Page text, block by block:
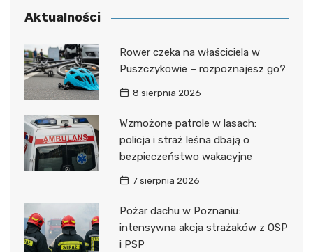
Aktualności
Rower czeka na właściciela w
Puszczykowie – rozpoznajesz go?
8 sierpnia 2026
Wzmożone patrole w lasach:
policja i straż leśna dbają o
bezpieczeństwo wakacyjne
7 sierpnia 2026
Pożar dachu w Poznaniu:
intensywna akcja strażaków z OSP
i PSP